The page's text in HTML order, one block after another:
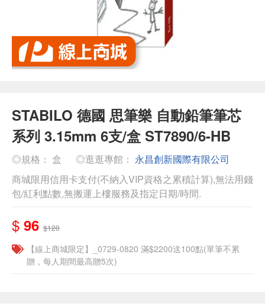
STABILO 德國 思筆樂 自動鉛筆筆芯
系列 3.15mm 6支/盒 ST7890/6-HB
◎規格： 盒 ◎逛逛專館： 永昌創新國際有限公司
商城限用信用卡支付(不納入VIP資格之累積計算),無法用錢
包/紅利點數,無搬運上樓服務及指定日期/時間.
$ 96 $120
【線上商城限定】_0729-0820 滿$2200送100點(單筆不累
贈，每人期間最高贈5次)